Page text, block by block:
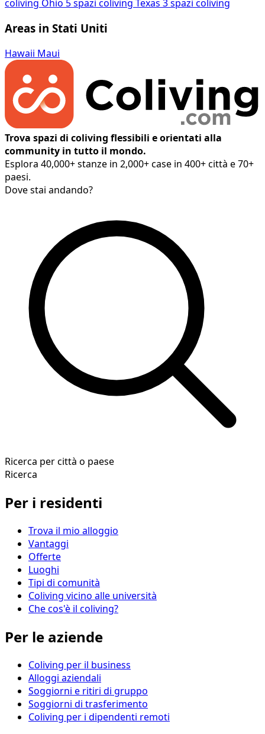
coliving Ohio 5 spazi coliving Texas 3 spazi coliving
Areas in Stati Uniti
Hawaii Maui
Trova spazi di coliving flessibili e orientati alla
community in tutto il mondo.
Esplora 40,000+ stanze in 2,000+ case in 400+ città e 70+
paesi.
Dove stai andando?
Ricerca per città o paese
Ricerca
Per i residenti
Trova il mio alloggio
Vantaggi
Offerte
Luoghi
Tipi di comunità
Coliving vicino alle università
Che cos'è il coliving?
Per le aziende
Coliving per il business
Alloggi aziendali
Soggiorni e ritiri di gruppo
Soggiorni di trasferimento
Coliving per i dipendenti remoti